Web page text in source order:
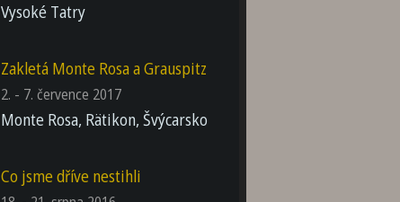
Vysoké Tatry
Zakletá Monte Rosa a Grauspitz
2. - 7. července 2017
Monte Rosa, Rätikon, Švýcarsko
Co jsme dříve nestihli